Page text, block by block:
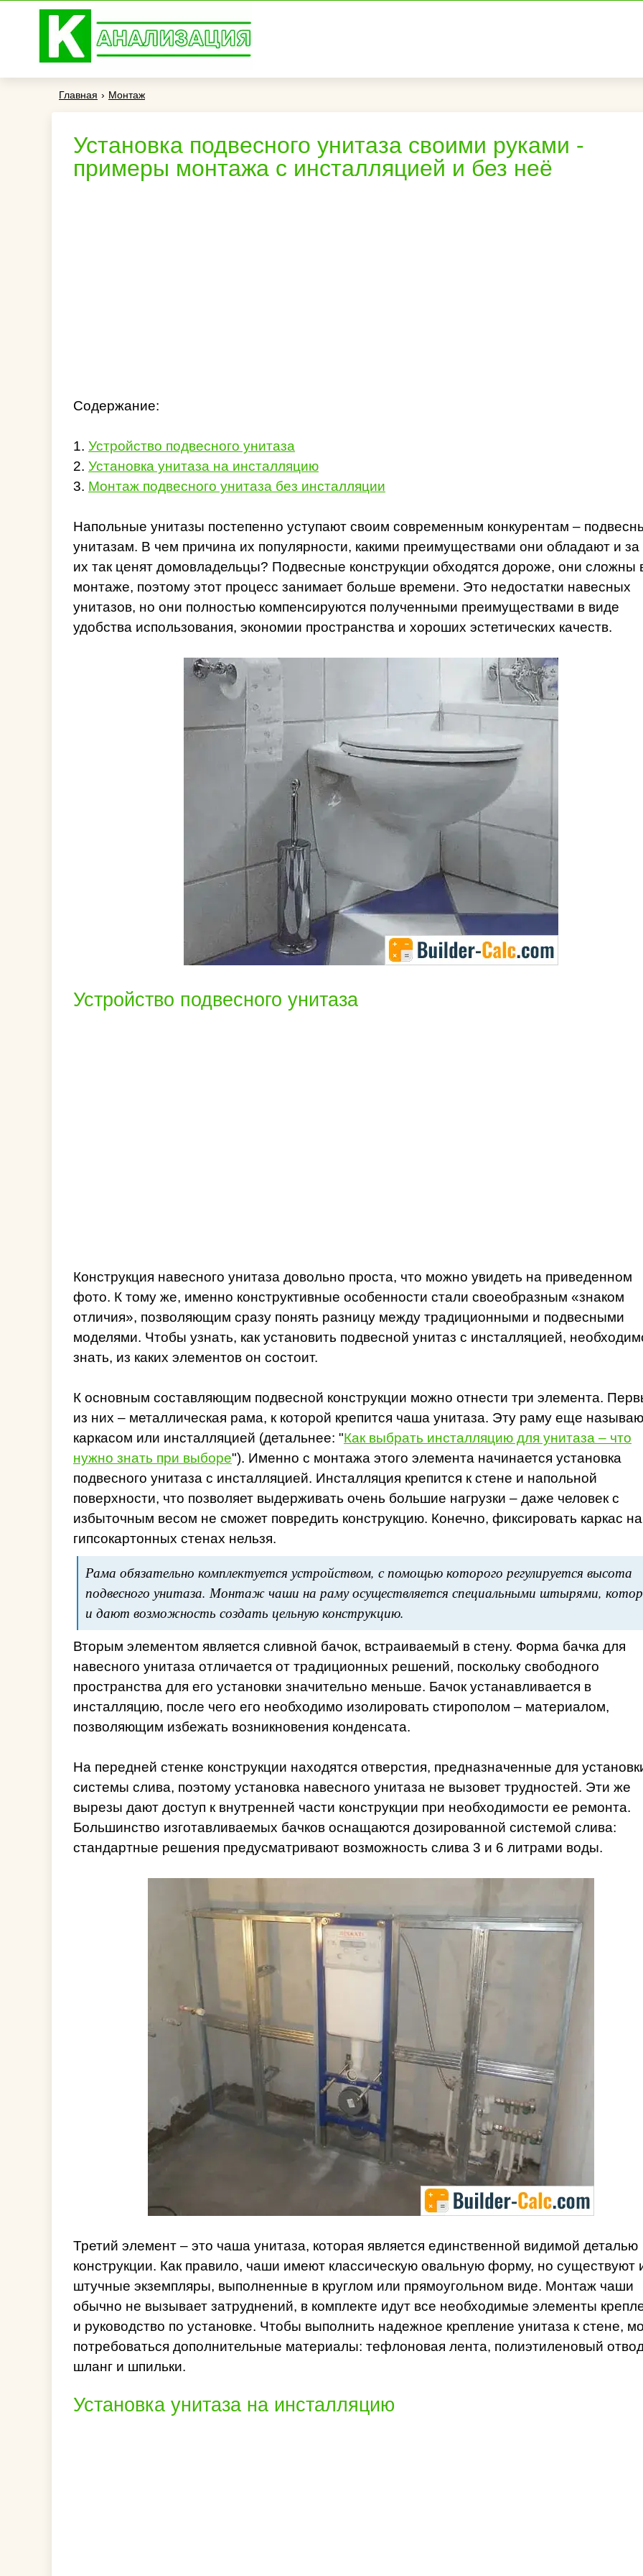
Главная › Монтаж
Установка подвесного унитаза своими руками -
примеры монтажа с инсталляцией и без неё
Содержание:
1. Устройство подвесного унитаза
2. Установка унитаза на инсталляцию
3. Монтаж подвесного унитаза без инсталляции
Напольные унитазы постепенно уступают своим современным конкурентам –
унитазам. В чем причина их популярности, какими преимуществами они обладают и за
их так ценят домовладельцы? Подвесные конструкции обходятся дороже, они сложны
монтаже, поэтому этот процесс занимает больше времени. Это недостатки навесных
унитазов, но они полностью компенсируются полученными преимуществами в виде
удобства использования, экономии пространства и хороших эстетических качеств.
Устройство подвесного унитаза
Конструкция навесного унитаза довольно проста, что можно увидеть на приведенном
фото. К тому же, именно конструктивные особенности стали своеобразным «знаком
отличия», позволяющим сразу понять разницу между традиционными и подвесными
моделями. Чтобы узнать, как установить подвесной унитаз с инсталляцией,
знать, из каких элементов он состоит.
К основным составляющим подвесной конструкции можно отнести три элемента.
из них – металлическая рама, к которой крепится чаша унитаза. Эту раму еще
каркасом или инсталляцией (детальнее: "Как выбрать инсталляцию для унитаза – что
нужно знать при выборе"). Именно с монтажа этого элемента начинается установка
подвесного унитаза с инсталляцией. Инсталляция крепится к стене и напольной
поверхности, что позволяет выдерживать очень большие нагрузки – даже человек с
избыточным весом не сможет повредить конструкцию. Конечно, фиксировать каркас на
гипсокартонных стенах нельзя.
Рама обязательно комплектуется устройством, с помощью которого регулируется высота
подвесного унитаза. Монтаж чаши на раму осуществляется специальными штырями,
и дают возможность создать цельную конструкцию.
Вторым элементом является сливной бачок, встраиваемый в стену. Форма бачка для
навесного унитаза отличается от традиционных решений, поскольку свободного
пространства для его установки значительно меньше. Бачок устанавливается в
инсталляцию, после чего его необходимо изолировать стирополом – материалом,
позволяющим избежать возникновения конденсата.
На передней стенке конструкции находятся отверстия, предназначенные для
системы слива, поэтому установка навесного унитаза не вызовет трудностей. Эти же
вырезы дают доступ к внутренней части конструкции при необходимости ее ремонта.
Большинство изготавливаемых бачков оснащаются дозированной системой слива:
стандартные решения предусматривают возможность слива 3 и 6 литрами воды.
Третий элемент – это чаша унитаза, которая является единственной видимой деталью
конструкции. Как правило, чаши имеют классическую овальную форму, но существуют
штучные экземпляры, выполненные в круглом или прямоугольном виде. Монтаж чаши
обычно не вызывает затруднений, в комплекте идут все необходимые элементы
и руководство по установке. Чтобы выполнить надежное крепление унитаза к стене,
потребоваться дополнительные материалы: тефлоновая лента, полиэтиленовый
шланг и шпильки.
Установка унитаза на инсталляцию